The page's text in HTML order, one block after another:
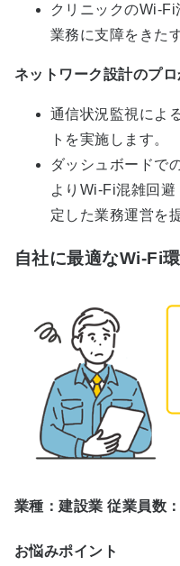
クリニックのWi-
業務に支障をきた
ネットワーク設計のプ
通信状況監視によ
トを実施します。
ダッシュボードで
よりWi-Fi混雑回
定した業務運営を
自社に最適なWi-Fi
業種：建設業 従業員数
お悩みポイント